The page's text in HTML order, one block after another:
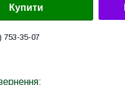
Купити
753-35-07